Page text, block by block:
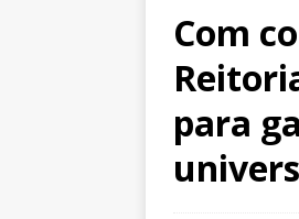
Com
para